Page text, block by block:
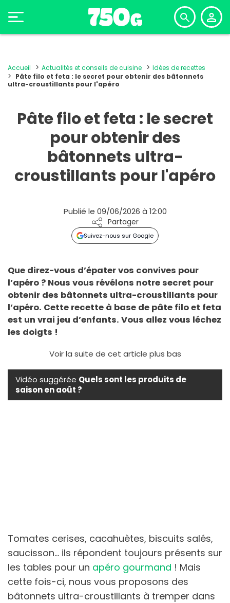
Accueil Actualités et conseils de cuisine
Idées de recettes
Pâte filo et feta : le secret pour obtenir des bâtonnets
ultra-croustillants pour l'apéro
Pâte filo et feta : le secret
pour obtenir des
bâtonnets ultra-
croustillants pour l'apéro
Publié le 09/06/2026 à 12:00
Partager
Suivez-nous sur Google
Que direz-vous d’épater vos convives pour
l’apéro ? Nous vous révélons notre secret pour
obtenir des bâtonnets ultra-croustillants pour
l’apéro. Cette recette à base de pâte filo et feta
est un vrai jeu d’enfants. Vous allez vous léchez
les doigts !
Voir la suite de cet article plus bas
Vidéo suggérée Quels sont les produits de
saison en août ?
Tomates cerises, cacahuètes, biscuits salés,
saucisson… ils répondent toujours présents sur
les tables pour un apéro gourmand ! Mais
cette fois-ci, nous vous proposons des
bâtonnets ultra-croustillants à tremper dans